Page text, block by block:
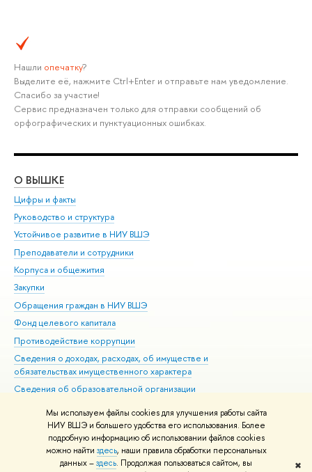
Мы используем файлы cookies для улучшения работы сайта
НИУ ВШЭ и большего удобства его использования. Более
подробную информацию об использовании файлов cookies
можно найти здесь, наши правила обработки персональных
данных –здесь. Продолжая пользоваться сайтом, вы
✖
Нашли опечатку?
Выделите её, нажмите Ctrl+Enter и отправьте нам уведомление.
Спасибо за участие!
Сервис предназначен только для отправки сообщений об
орфографических и пунктуационных ошибках.
О ВЫШКЕ
Цифры и факты
Руководство и структура
Устойчивое развитие в НИУ ВШЭ
Преподаватели и сотрудники
Корпуса и общежития
Закупки
Обращения граждан в НИУ ВШЭ
Фонд целевого капитала
Противодействие коррупции
Сведения о доходах, расходах, об имуществе и
обязательствах имущественного характера
Сведения об образовательной организации
Людям с ограниченными возможностями здоровья
Единая платежная страница
Работа в Вышке